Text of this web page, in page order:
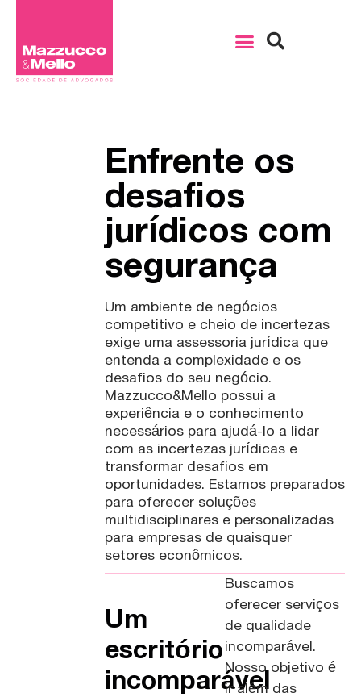
Enfrente os
desafios
jurídicos com
segurança
Um ambiente de negócios
competitivo e cheio de incertezas
exige uma assessoria jurídica que
entenda a complexidade e os
desafios do seu negócio.
Mazzucco&Mello possui a
experiência e o conhecimento
necessários para ajudá-lo a lidar
com as incertezas jurídicas e
transformar desafios em
oportunidades. Estamos preparados
para oferecer soluções
multidisciplinares e personalizadas
para empresas de quaisquer
setores econômicos.
Um
escritório
incomparável
Buscamos
oferecer serviços
de qualidade
incomparável.
Nosso objetivo é
ir além das